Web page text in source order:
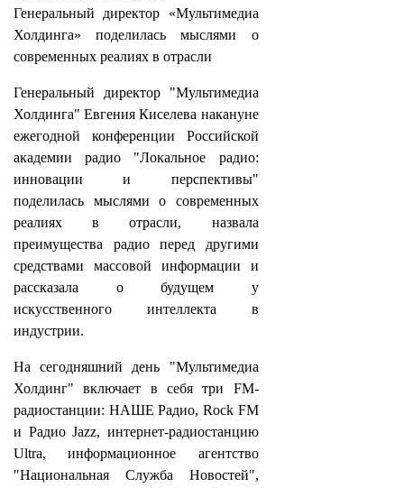
Генеральный директор «Мультимедиа
Холдинга» поделилась мыслями о
современных реалиях в отрасли
Генеральный директор "Мультимедиа
Холдинга" Евгения Киселева накануне
ежегодной конференции Российской
академии радио "Локальное радио:
инновации и перспективы"
поделилась мыслями о современных
реалиях в отрасли, назвала
преимущества радио перед другими
средствами массовой информации и
рассказала о будущем у
искусственного интеллекта в
индустрии.
На сегодняшний день "Мультимедиа
Холдинг" включает в себя три FM-
радиостанции: НАШЕ Радио, Rock FM
и Радио Jazz, интернет-радиостанцию
Ultra, информационное агентство
"Национальная Служба Новостей",